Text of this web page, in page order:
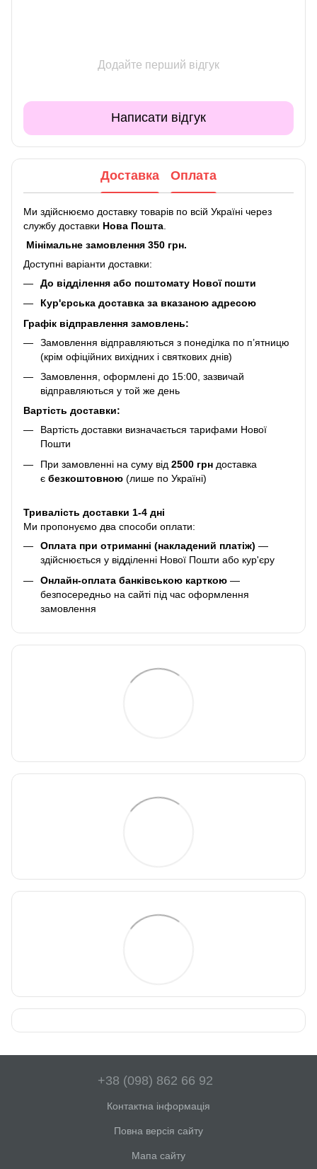
Додайте перший відгук
Написати відгук
Доставка Оплата
Ми здійснюємо доставку товарів по всій Україні через
службу доставки Нова Пошта
Мінімальне замовлення 350 грн.
Доступні варіанти доставки:
До відділення або поштомату Нової пошти
Кур'єрська доставка за вказаною адресою
Графік відправлення замовлень:
Замовлення відправляються з понеділка по п’ятницю
(крім офіційних вихідних і святкових днів)
Замовлення, оформлені до 15:00, зазвичай
відправляються у той же день
Вартість доставки:
Вартість доставки визначається тарифами Нової
Пошти
При замовленні на суму від 2500 грн доставка
є безкоштовною (лише по Україні)
Тривалість доставки 1-4 дні
Ми пропонуємо два способи оплати:
Оплата при отриманні (накладений платіж) —
здійснюється у відділенні Нової Пошти або кур'єру
Онлайн-оплата банківською карткою —
безпосередньо на сайті під час оформлення
замовлення
+38 (098) 862 66 92
Контактна інформація
Повна версія сайту
Мапа сайту